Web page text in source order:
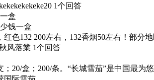
1个回答
盒
钱一盒
红色132 200左右，132香烟50左右！部分
风落業 1个回答
；20/盒；200/条。“长城雪茄”是中国最